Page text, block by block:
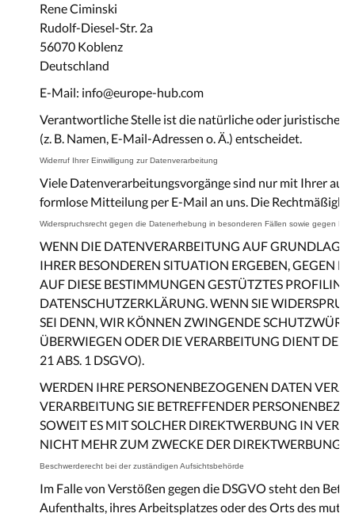
Rene Ciminski
Rudolf-Diesel-Str. 2a
56070 Koblenz
Deutschland
E-Mail: info@europe-hub.com
Verantwortliche Stelle ist die natürliche oder juristische
(z. B. Namen, E-Mail-Adressen o. Ä.) entscheidet.
Widerruf Ihrer Einwilligung zur Datenverarbeitung
Viele Datenverarbeitungsvorgänge sind nur mit Ihrer
formlose Mitteilung per E-Mail an uns. Die
Widerspruchsrecht gegen die Datenerhebung in besonderen Fällen sowie gegen
WENN DIE DATENVERARBEITUNG AUF GRUNDLAGE
IHRER BESONDEREN SITUATION ERGEBEN, GEGEN
AUF DIESE BESTIMMUNGEN GESTÜTZTES
DATENSCHUTZERKLÄRUNG. WENN SIE
SEI DENN, WIR KÖNNEN ZWINGENDE
ÜBERWIEGEN ODER DIE VERARBEITUNG DIENT
21 ABS. 1 DSGVO).
WERDEN IHRE PERSONENBEZOGENEN DATEN
VERARBEITUNG SIE BETREFFENDER
SOWEIT ES MIT SOLCHER DIREKTWERBUNG IN
NICHT MEHR ZUM ZWECKE DER DIREKTWERBUNG
Beschwerderecht bei der zuständigen Aufsichtsbehörde
Im Falle von Verstößen gegen die DSGVO steht den
Aufenthalts, ihres Arbeitsplatzes oder des Orts des